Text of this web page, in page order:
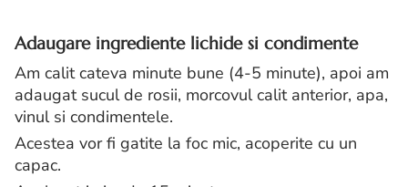
Adaugare ingrediente lichide si condimente
Am calit cateva minute bune (4-5 minute), apoi am
adaugat sucul de rosii, morcovul calit anterior, apa,
vinul si condimentele.
Acestea vor fi gatite la foc mic, acoperite cu un
capac.